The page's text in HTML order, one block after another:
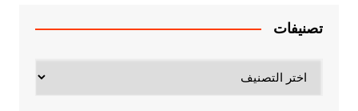
تصنيفات